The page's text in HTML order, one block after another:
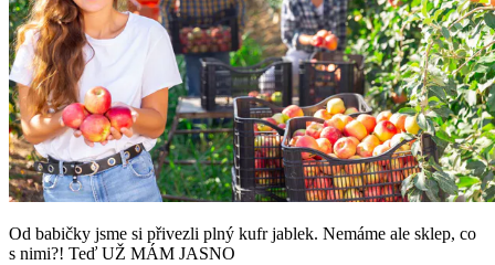
Od babičky jsme si přivezli plný kufr jablek. Nemáme ale sklep, co
s nimi?! Teď UŽ MÁM JASNO